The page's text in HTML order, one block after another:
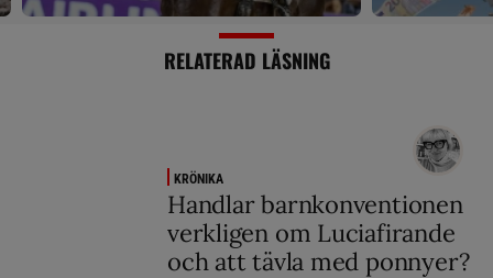
RELATERAD LÄSNING
KRÖNIKA
Handlar barnkonventionen
verkligen om Luciafirande
och att tävla med ponnyer?